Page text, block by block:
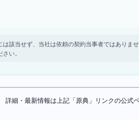
該当せず、当社は依頼の契約当事者ではありま
い。
細・最新情報は上記「原典」リンクの公式